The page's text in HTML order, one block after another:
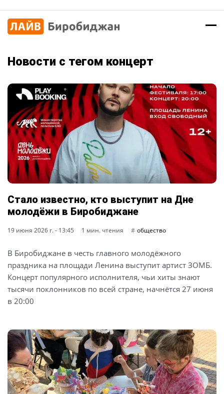
Новости с тегом концерт
Стало известно, кто выступит на Дне
молодёжи в Биробиджане
19 июня 2026 г. - 13:45 1 мин. чтения общество
В Биробиджане в честь главного молодёжного
праздника на площади Ленина выступит артист ЗОМБ.
Концерт популярного исполнителя, чьи хиты знают
тысячи поклонников по всей стране, начнётся 27 июня
в 20:00